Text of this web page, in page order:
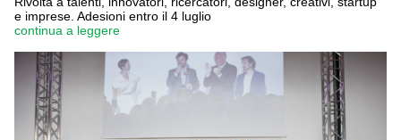
e imprese. Adesioni entro il 4 luglio
continua a leggere